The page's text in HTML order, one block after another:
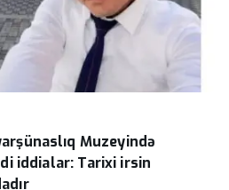
Muzeyində
iddialar: Tarixi irsin